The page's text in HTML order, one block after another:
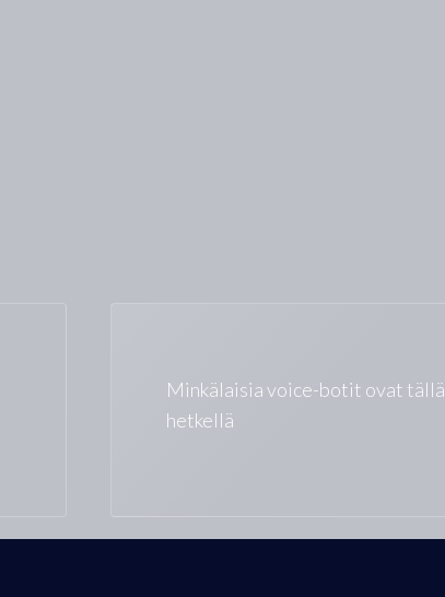
Minkälaisia voice-botit ovat tällä
hetkellä